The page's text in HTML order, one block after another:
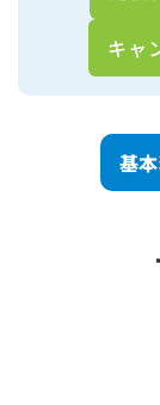
キャ
基